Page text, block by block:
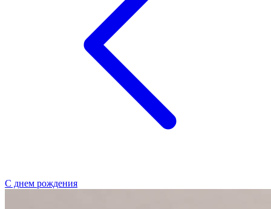
С днем рождения